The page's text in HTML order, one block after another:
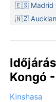
🇪🇸 Madrid
🇳🇿
Kongó
Kinshasa